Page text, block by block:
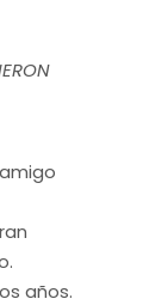
años.